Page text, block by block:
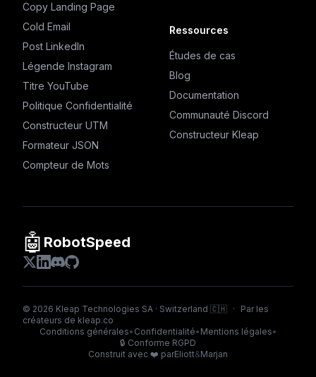
Copy Landing Page
Cold Email
Post LinkedIn
Légende Instagram
Titre YouTube
Politique Confidentialité
Constructeur UTM
Formateur JSON
Compteur de Mots
Ressources
Études de cas
Blog
Documentation
Communauté Discord
Constructeur Kleap
🤖 RobotSpeed
© 2026 Kleap Technologies SA · Switzerland 🇨🇭 ·
Par les
créateurs de kleap.co
Conditions générales• Confidentialité• Mentions légales•
🔒 Conforme RGPD
Construit avec ❤️ parEliott&Marjan